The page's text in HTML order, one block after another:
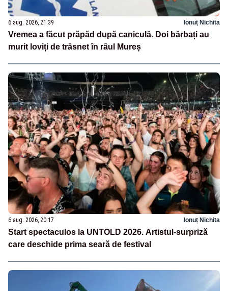
6 aug. 2026, 21:39 Ionuț Nichita
Vremea a făcut prăpăd după caniculă. Doi bărbați au
murit loviți de trăsnet în râul Mureș
6 aug. 2026, 20:17 Ionuț Nichita
Start spectaculos la UNTOLD 2026. Artistul-surpriză
care deschide prima seară de festival